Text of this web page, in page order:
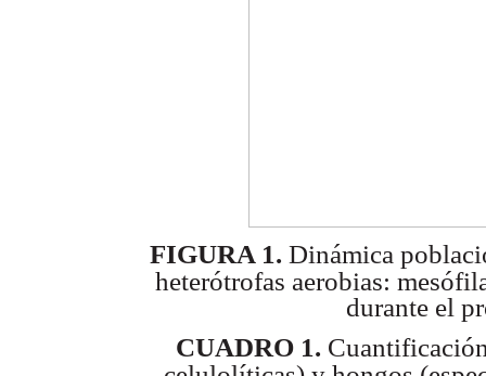
FIGURA 1. Dinámica
heterótrofas aerobias:
durante el
CUADRO 1.